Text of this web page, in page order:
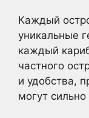
Каждый
уникальные
каждый
частного
и удобства,
могут сильно